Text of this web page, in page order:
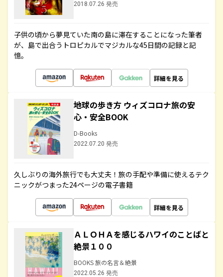
2018.07.26 発売
子供の頃から夢見ていた南の島に滞在することになった筆者
が、島で出合うトロピカルでマジカルな45日間の記録と記
憶。
詳細を見る
地球の歩き方 ウィズコロナ旅の安
心・安全BOOK
D-Books
2022.07.20 発売
久しぶりの海外旅行でも大丈夫！旅の手配や準備に使えるテク
ニックがつまった24ページの電子書籍
詳細を見る
ＡＬＯＨＡを感じるハワイのことばと
絶景１００
BOOKS 旅の名言＆絶景
2022.05.26 発売